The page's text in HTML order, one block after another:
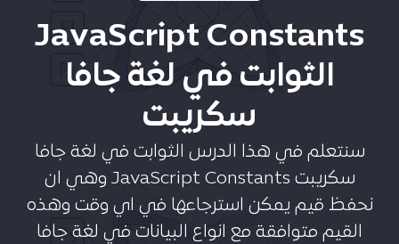
JavaScript Constants
الثوابت في لغة جافا
سكريبت
سنتعلم في هذا الدرس الثوابت في لغة جافا
سكريبت JavaScript Constants وهي ان
نحفظ قيم يمكن استرجاعها في اي وقت وهذه
القيم متوافقة مع انواع البيانات في لغة جافا